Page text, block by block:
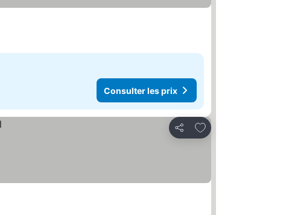
Consulter les prix
Partager
Ajouter à mes favoris